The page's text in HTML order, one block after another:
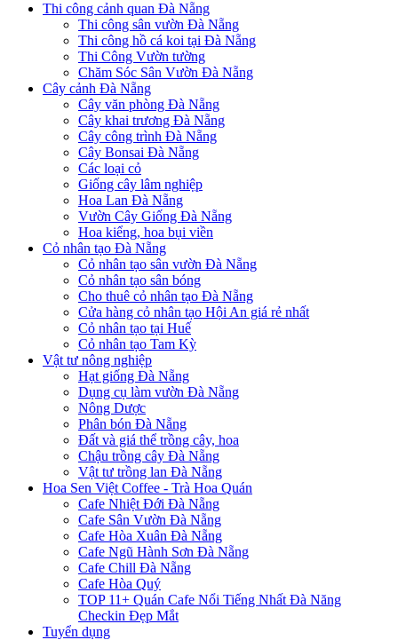
Thi công cảnh quan Đà Nẵng
Thi công sân vườn Đà Nẵng
Thi công hồ cá koi tại Đà Nẵng
Thi Công Vườn tường
Chăm Sóc Sân Vườn Đà Nẵng
Cây cảnh Đà Nẵng
Cây văn phòng Đà Nẵng
Cây khai trương Đà Nẵng
Cây công trình Đà Nẵng
Cây Bonsai Đà Nẵng
Các loại cỏ
Giống cây lâm nghiệp
Hoa Lan Đà Nẵng
Vườn Cây Giống Đà Nẵng
Hoa kiểng, hoa bụi viền
Cỏ nhân tạo Đà Nẵng
Cỏ nhân tạo sân vườn Đà Nẵng
Cỏ nhân tạo sân bóng
Cho thuê cỏ nhân tạo Đà Nẵng
Cửa hàng cỏ nhân tạo Hội An giá rẻ nhất
Cỏ nhân tạo tại Huế
Cỏ nhân tạo Tam Kỳ
Vật tư nông nghiệp
Hạt giống Đà Nẵng
Dụng cụ làm vườn Đà Nẵng
Nông Dược
Phân bón Đà Nẵng
Đất và giá thể trồng cây, hoa
Chậu trồng cây Đà Nẵng
Vật tư trồng lan Đà Nẵng
Hoa Sen Việt Coffee - Trà Hoa Quán
Cafe Nhiệt Đới Đà Nẵng
Cafe Sân Vườn Đà Nẵng
Cafe Hòa Xuân Đà Nẵng
Cafe Ngũ Hành Sơn Đà Nẵng
Cafe Chill Đà Nẵng
Cafe Hòa Quý
TOP 11+ Quán Cafe Nổi Tiếng Nhất Đà Năng
Checkin Đẹp Mắt
Tuyển dụng